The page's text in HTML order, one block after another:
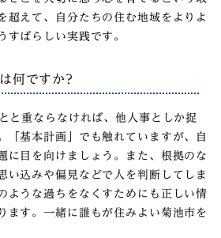
超えて、自分たちの住む地域をよりよ
すばらしい実践です。
何ですか?
と重ならなければ、他人事としか捉
「基本計画」でも触れていますが、自
に目を向けましょう。また、根拠のな
い込みや偏見などで人を判断してしま
ような過ちをなくすためにも正しい情
ます。一緒に誰もが住みよい菊池市を